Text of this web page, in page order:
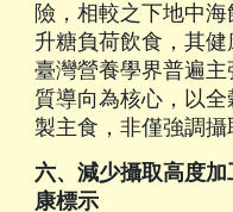
險，相較之下地中
升糖負荷飲食，其健
臺灣營養學界普遍
質導向為核心，以
製主食，非僅強調攝
六、減少攝取高度
康標示